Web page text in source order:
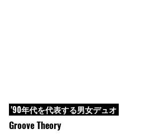
'90年代を代表する男女デュオ
Groove Theory